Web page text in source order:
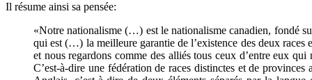
Il résume ainsi sa pensée:
«Notre nationalisme (…) est le nationalisme canadien, fondé
qui est (…) la meilleure garantie de l’existence des deux races
et nous regardons comme des alliés tous ceux d’entre eux
C’est-à-dire une fédération de races distinctes et de